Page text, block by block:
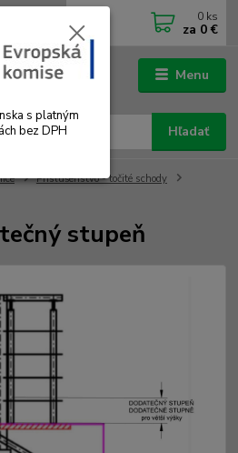
Menu
Hľadať
hod.
0 ks
za 0 €
Príslušenstvo - točité schody
stupeň
s platným
bez DPH